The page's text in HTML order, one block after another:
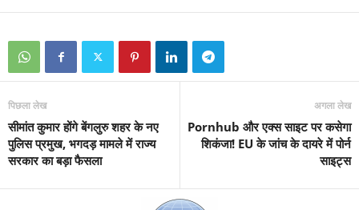
पिछला लेख
सीमांत कुमार होंगे बेंगलुरु शहर के नए
पुलिस प्रमुख, भगदड़ मामले में राज्य
सरकार का बड़ा फैसला
अगला लेख
Pornhub और एक्स साइट पर कसेगा
शिकंजा! EU के जांच के दायरे में पोर्न
साइट्स